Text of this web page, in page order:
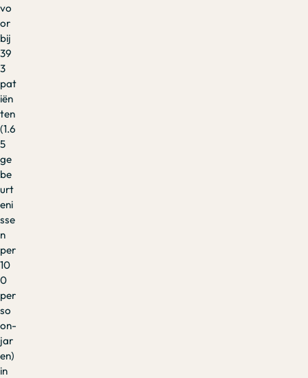
vo
or
bij
39
3
pat
iën
ten
(1.6
5
ge
be
urt
eni
sse
n
per
10
0
per
so
on-
jar
en)
in